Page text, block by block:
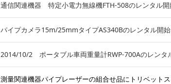
通信関連機器 特定小電力無線機FTH-508のレンタル開
パイプカメラ15m/25mmタイプAS340Bのレンタル開始
2014/10/2 ポータブル車両重量計RWP-700Aのレンタ
測量関連機器パイプレーザーの組合せ品にトリベット